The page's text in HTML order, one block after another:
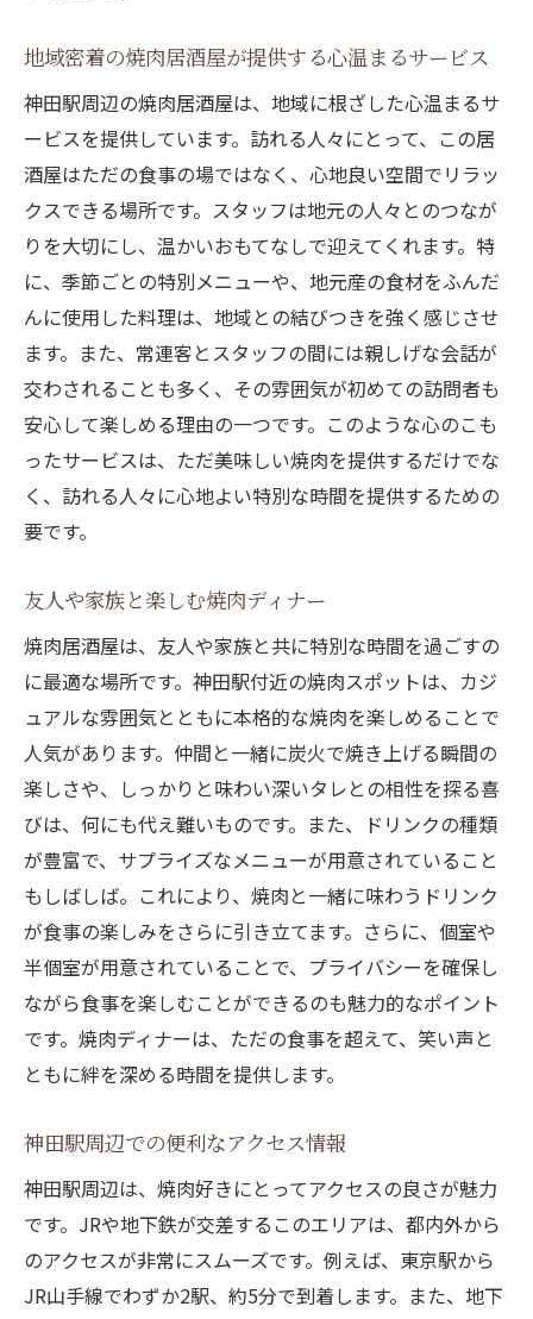
和牛の選び方と保存方法
焼肉をさらに美味しくするためのタレの秘
密
プロが教える焼肉の焼き方
焼肉を楽しむための最適な時間帯
訪れる価値のあるおすすめ居酒屋
特別な日を彩る焼肉プラン
特製タレが引き立てる神田駅焼肉の美味しさ
自家製タレの作り方とその特徴
焼肉に合うタレの選び方
タレが引き立てる焼肉の風味
タレと相性の良いお肉の種類
タレなしでも楽しめる焼肉の魅力
神田駅の焼肉居酒屋で心に残る贅沢な体験
隠れ家的居酒屋の魅力
贅沢な時間を過ごすためのプラン
高級感漂う焼肉店の選び方
焼肉と一緒に楽しむデザートの提案
特別なサービスを提供する居酒屋
焼肉居酒屋での記念日プラン
和牛の旨味が際立つ神田駅の焼肉居酒屋の秘密
和牛の産地とその特徴
焼肉に最適な和牛の部位
和牛の旨味を引き出す調理法
神田駅で味わう和牛の魅力
和牛をもっと楽しむための知識
地域密着の焼肉居酒屋が提供する心温まるサービス
神田駅周辺の焼肉居酒屋は、地域に根ざした心温まるサ
ービスを提供しています。訪れる人々にとって、この居
酒屋はただの食事の場ではなく、心地良い空間でリラッ
クスできる場所です。スタッフは地元の人々とのつなが
りを大切にし、温かいおもてなしで迎えてくれます。特
に、季節ごとの特別メニューや、地元産の食材をふんだ
んに使用した料理は、地域との結びつきを強く感じさせ
ます。また、常連客とスタッフの間には親しげな会話が
交わされることも多く、その雰囲気が初めての訪問者も
安心して楽しめる理由の一つです。このような心のこも
ったサービスは、ただ美味しい焼肉を提供するだけでな
く、訪れる人々に心地よい特別な時間を提供するための
要です。
友人や家族と楽しむ焼肉ディナー
焼肉居酒屋は、友人や家族と共に特別な時間を過ごすの
に最適な場所です。神田駅付近の焼肉スポットは、カジ
ュアルな雰囲気とともに本格的な焼肉を楽しめることで
人気があります。仲間と一緒に炭火で焼き上げる瞬間の
楽しさや、しっかりと味わい深いタレとの相性を探る喜
びは、何にも代え難いものです。また、ドリンクの種類
が豊富で、サプライズなメニューが用意されていること
もしばしば。これにより、焼肉と一緒に味わうドリンク
が食事の楽しみをさらに引き立てます。さらに、個室や
半個室が用意されていることで、プライバシーを確保し
ながら食事を楽しむことができるのも魅力的なポイント
です。焼肉ディナーは、ただの食事を超えて、笑い声と
ともに絆を深める時間を提供します。
神田駅周辺での便利なアクセス情報
神田駅周辺は、焼肉好きにとってアクセスの良さが魅力
です。JRや地下鉄が交差するこのエリアは、都内外から
のアクセスが非常にスムーズです。例えば、東京駅から
JR山手線でわずか2駅、約5分で到着します。また、地下